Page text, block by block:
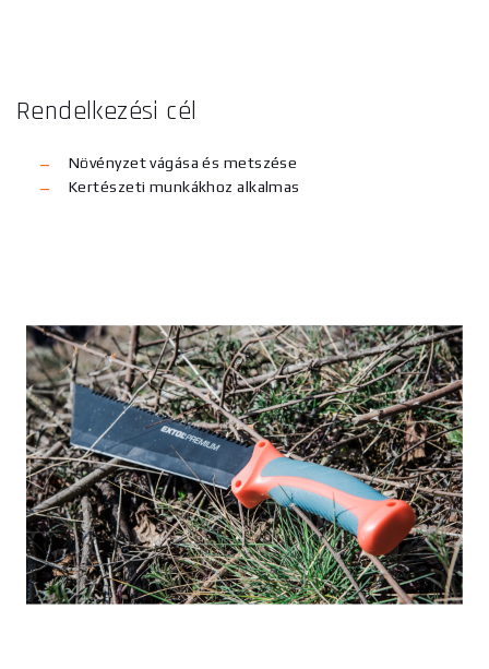
Rendelkezési cél
Növényzet vágása és metszése
Kertészeti munkákhoz alkalmas